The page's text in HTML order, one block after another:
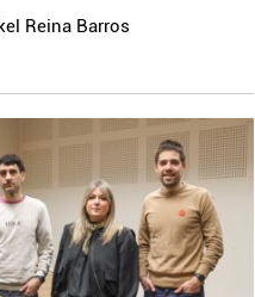
Reina Barros